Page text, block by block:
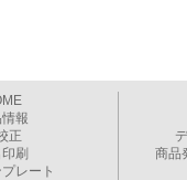
報
正
刷
レート
商品